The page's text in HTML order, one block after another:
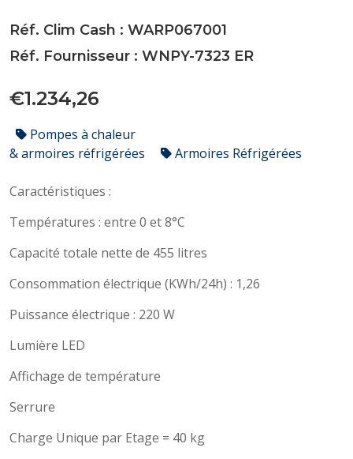
Réf. Clim Cash : WARP067001
Réf. Fournisseur : WNPY-7323 ER
€1.234,26
Pompes à chaleur
& armoires réfrigérées
Armoires Réfrigérées
Caractéristiques :
Températures : entre 0 et 8°C
Capacité totale nette de 455 litres
Consommation électrique (KWh/24h) : 1,26
Puissance électrique : 220 W
Lumière LED
Affichage de température
Serrure
Charge Unique par Etage = 40 kg